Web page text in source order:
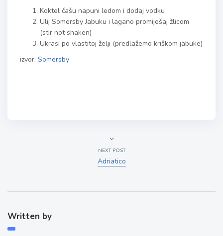
Koktel čašu napuni ledom i dodaj vodku
Ulij Somersby Jabuku i lagano promiješaj žlicom
(stir not shaken)
Ukrasi po vlastitoj želji (predlažemo kriškom jabuke)
izvor: Somersby
NEXT POST
Adriatico
Written by